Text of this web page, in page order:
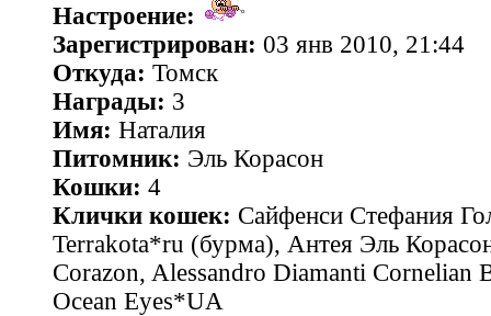
Настроение:
Зарегистрирован: 03 янв 2010, 21:44
Откуда: Томск
Награды: 3
Имя: Наталия
Питомник: Эль Корасон
Кошки: 4
Клички кошек: Сайфенси Стефания
Terrakota*ru (бурма), Антея Эль
Corazon, Alessandro Diamanti Cornelian
Ocean Eyes*UA